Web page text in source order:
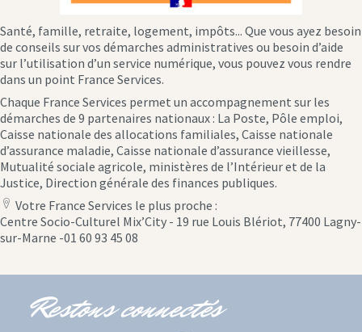
Santé, famille, retraite, logement, impôts... Que vous ayez besoin
de conseils sur vos démarches administratives ou besoin d’aide
sur l’utilisation d’un service numérique, vous pouvez vous rendre
dans un point France Services.
Chaque France Services permet un accompagnement sur les
démarches de 9 partenaires nationaux : La Poste, Pôle emploi,
Caisse nationale des allocations familiales, Caisse nationale
d’assurance maladie, Caisse nationale d’assurance vieillesse,
Mutualité sociale agricole, ministères de l’Intérieur et de la
Justice, Direction générale des finances publiques.
location
icon
Votre France Services le plus proche :
Centre Socio-Culturel Mix’City - 19 rue Louis Blériot, 77400 Lagny-
sur-Marne -01 60 93 45 08
Restons connectés